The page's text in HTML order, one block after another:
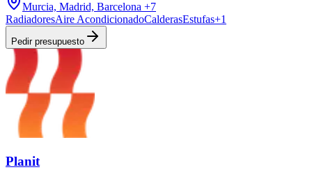
Murcia, Madrid, Barcelona +7
RadiadoresAire AcondicionadoCalderasEstufas+1
Pedir presupuesto
Planit